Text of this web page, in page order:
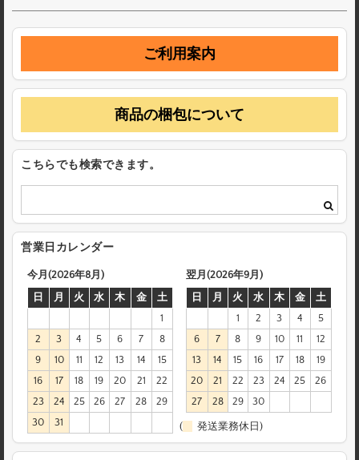
ご利用案内
商品の梱包について
こちらでも検索できます。
営業日カレンダー
今月(2026年8月)
日
月 火 水 木 金
土
1
2
3 4 5 6 7
8
9
10 11 12 13 14
15
16
17 18 19 20 21
22
23
24 25 26 27 28
29
30
31
翌月(2026年9月)
日
月 火 水 木 金
土
1
2 3 4
5
6
7 8 9 10 11
12
13
14 15 16 17 18
19
20
21 22 23 24 25
26
27
28 29 30
( 発送業務休日)